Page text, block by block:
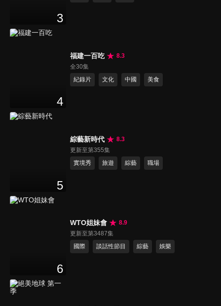
3
4
福建一百吃
8.3
全30集
紀錄片
文化 中國 美食
5
綜藝新時代
8.3
更新至第355集
實境秀
旅遊 綜藝 職場
6
WTO姐妹會
8.9
更新至第3487集
國際
談話性節目 綜藝 娛樂